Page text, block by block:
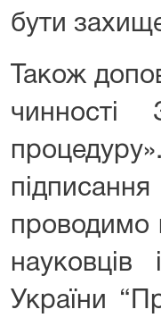
бути
Також
чинності
проводимо
України